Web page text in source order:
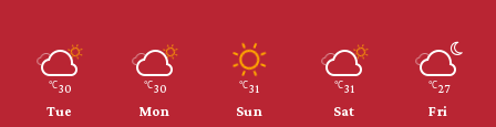
27
℃
Fri
31
℃
Sat
31
℃
Sun
30
℃
Mon
30
℃
Tue